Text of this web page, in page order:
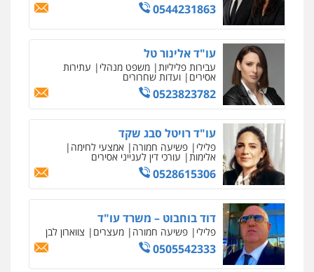
0526885006
עו"ד שלי גורביץ – לוי
משפט פלילי פשיעה חמורה מעצרים
וחקירות צבאי תעבורה
0544218336
עו"ד שאדי כבהא
פלילי עורכי דין לענייני אסירים
0525556970
משרד עורכי דין חן ברוך
פלילי דיני תעבורה מעצרים וחקירות
0505078733
0544231863
עו"ד אלינור טל
עבירות פליליות משפט מנהלי עתירות
אסירים ועדות שחרורים
0523823782
עו"ד רויטל סבג שקד
פלילי פשיעה חמורה אמצעי לחימה
אלימות עורכי דין לענייני אסירים
0528615306
דוד בוחבוט – משרד עו"ד
פלילי פשיעה חמורה מעצרים צווארון לבן
0505542333
0522508109
אחסון אתרים
מהירות הגנה גיבוי תמיכה שירותים
מקצועיים לעורכי דין
מרכז התחלה חדשה
אסירים עבירות מין שירותים מקצועיים
לעורכי דין
0544500346
מאיה בלום, עו"ס, טיפול ושיקום
טיפול בהתמכרויות שירותים מקצועיים
לעורכי דין
0504062539